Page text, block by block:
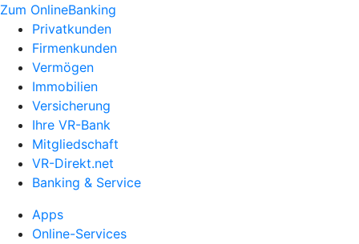
Zum OnlineBanking
Privatkunden
Firmenkunden
Vermögen
Immobilien
Versicherung
Ihre VR-Bank
Mitgliedschaft
VR-Direkt.net
Banking & Service
Apps
Online-Services